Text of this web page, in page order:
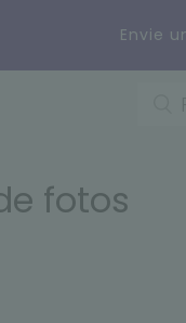
Envie
fotos